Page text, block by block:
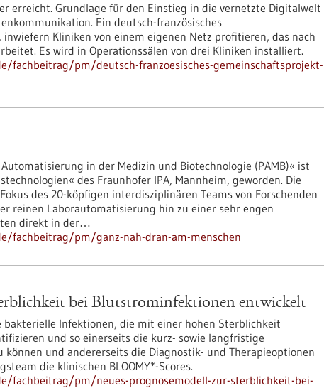
erreicht. Grundlage für den Einstieg in die vernetzte Digitalwelt
Ein deutsch-französisches
Kliniken von einem eigenen Netz profitieren, das nach
Es wird in Operationssälen von drei Kliniken installiert.
fachbeitrag/pm/deutsch-franzoesisches-gemeinschaftsprojekt-
in der Medizin und Biotechnologie (PAMB)« ist
des Fraunhofer IPA, Mannheim, geworden. Die
des 20-köpfigen interdisziplinären Teams von Forschenden
reinen Laborautomatisierung hin zu einer sehr engen
direkt in der…
fachbeitrag/pm/ganz-nah-dran-am-menschen
bei Blutstrominfektionen entwickelt
Infektionen, die mit einer hohen Sterblichkeit
und so einerseits die kurz- sowie langfristige
und andererseits die Diagnostik- und Therapieoptionen
die klinischen BLOOMY*-Scores.
fachbeitrag/pm/neues-prognosemodell-zur-sterblichkeit-bei-